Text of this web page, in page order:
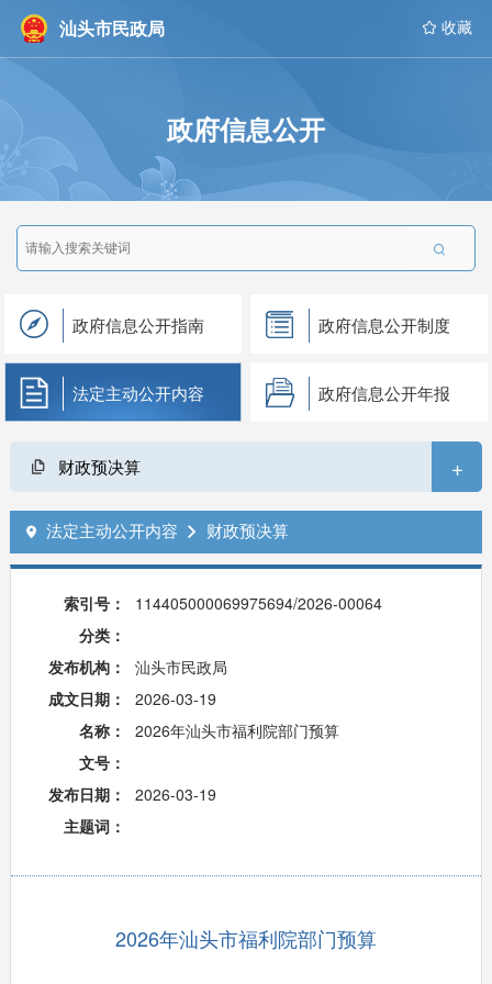
汕头市民政局  收藏
政府信息公开

政府信息公开指南 政府信息公开制度
法定主动公开内容 政府信息公开年报
财政预决算 +
 法定主动公开内容  财政预决算
索引号：
114405000069975694/2026-00064
分类：
发布机构：
汕头市民政局
成文日期：
2026-03-19
名称：
2026年汕头市福利院部门预算
文号：
发布日期：
2026-03-19
主题词：
2026年汕头市福利院部门预算